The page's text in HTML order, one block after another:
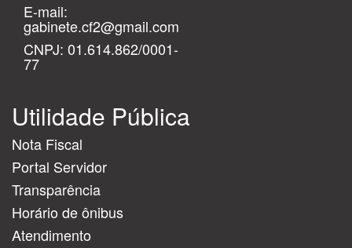
E-mail:
gabinete.cf2@gmail.com
CNPJ: 01.614.862/0001-
77
Utilidade Pública
Nota Fiscal
Portal Servidor
Transparência
Horário de ônibus
Atendimento